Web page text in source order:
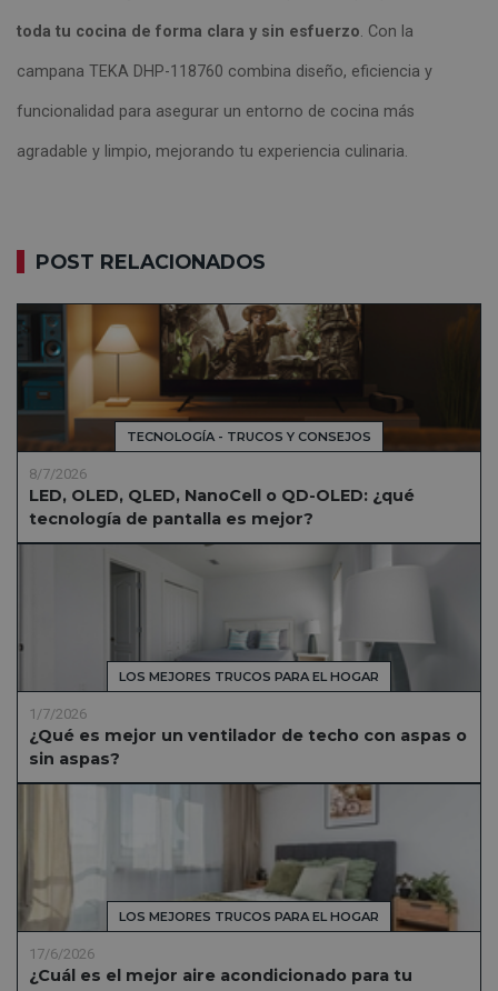
toda tu cocina de forma clara y sin esfuerzo. Con la
campana TEKA DHP-118760 combina diseño, eficiencia y
funcionalidad para asegurar un entorno de cocina más
agradable y limpio, mejorando tu experiencia culinaria.
POST RELACIONADOS
TECNOLOGÍA - TRUCOS Y CONSEJOS
8/7/2026
LED, OLED, QLED, NanoCell o QD-OLED: ¿qué
tecnología de pantalla es mejor?
LOS MEJORES TRUCOS PARA EL HOGAR
1/7/2026
¿Qué es mejor un ventilador de techo con aspas o
sin aspas?
LOS MEJORES TRUCOS PARA EL HOGAR
17/6/2026
¿Cuál es el mejor aire acondicionado para tu